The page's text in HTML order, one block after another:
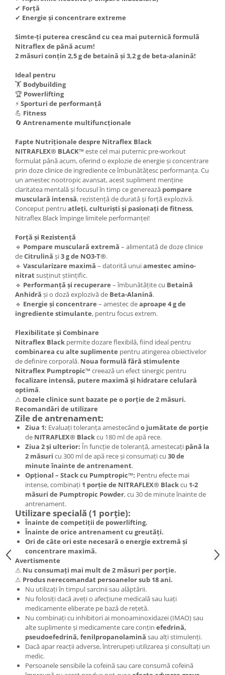
Under Armour
Universal
Vitargo
Weider
Zenana
✔ Forță
✔ Energie și concentrare extreme
Simte-ți puterea crescând cu cea mai puternică formulă
Nitraflex de până acum!
2 măsuri conțin 2,5 g de betaină și 3,2 g de beta-alanină!
Ideal pentru
🏋️ Bodybuilding
🏆 Powerlifting
⚡ Sporturi de performanță
💪 Fitness
🔄 Antrenamente multifuncționale
Fapte Nutriționale despre Nitraflex Black
NITRAFLEX® BLACK™ este cel mai puternic pre-workout
formulat până acum, oferind o explozie de energie și concentrare
prin doze clinice de ingrediente ce îmbunătățesc performanța. Cu
un amestec nootropic avansat, acest supliment menține
claritatea mentală și focusul în timp ce generează pompare
musculară intensă, rezistență de durată și forță explozivă.
Conceput pentru atleți, culturiști și pasionați de fitness,
Nitraflex Black împinge limitele performanței!
Forță și Rezistență
🔹 Pompare musculară extremă – alimentată de doze clinice
deCitrulină și3 g de NO3-T®.
🔹 Vascularizare maximă – datorită unuiamestec amino-
nitratsusținut științific.
🔹 Performanță și recuperare – îmbunătățite cu Betaină
Anhidră și o doză explozivă de Beta-Alanină.
🔹 Energie și concentrare – amestec deaproape 4 g de
ingrediente stimulante, pentru focus extrem.
Flexibilitate și Combinare
Nitraflex Black permite dozare flexibilă, fiind ideal pentru
combinarea cu alte suplimente pentru atingerea obiectivelor
de definire corporală. Noua formulă fără stimulente
Nitraflex Pumptropic™ creează un efect sinergic pentru
focalizare intensă, putere maximă și hidratare celulară
optimă.
⚠ Dozele clinice sunt bazate pe o porție de 2 măsuri.
Recomandări de utilizare
Zile de antrenament:
Ziua 1: Evaluați toleranța amestecând o jumătate de porție
de NITRAFLEX® Blackcu 180 ml de apă rece.
Ziua 2 și ulterior: În funcție de toleranță, amestecați până la
2 măsuri cu 300 ml de apă rece și consumați cu 30 de
minute înainte de antrenament.
Opțional – Stack cu Pumptropic™: Pentru efecte mai
intense, combinați 1 porție de NITRAFLEX® Blackcu 1-2
măsuri de Pumptropic Powder, cu 30 de minute înainte de
antrenament.
Utilizare specială (1 porție):
Înainte de competiții de powerlifting.
Înainte de orice antrenament cu greutăți.
Ori de câte ori este necesară o energie extremă și
concentrare maximă.
Avertismente
⚠ Nu consumați mai mult de 2 măsuri per porție.
⚠ Produs nerecomandat persoanelor sub 18 ani.
Nu utilizați în timpul sarcinii sau alăptării.
Nu folosiți dacă aveți o afecțiune medicală sau luați
medicamente eliberate pe bază de rețetă.
Nu combinați cu inhibitori ai monoaminoxidazei (IMAO) sau
alte suplimente și medicamente care conțin efedrină,
pseudoefedrină, fenilpropanolamină sau alți stimulenți.
Dacă apar reacții adverse, întrerupeți utilizarea și consultați un
medic.
Persoanele sensibile la cofeină sau care consumă cofeină